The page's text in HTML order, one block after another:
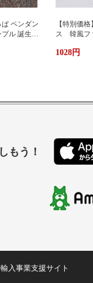
ペンダン
プル 誕生日
ョン 新作
【特別価
ス 韓風フ
1028円
もう！
入事業支援サイト